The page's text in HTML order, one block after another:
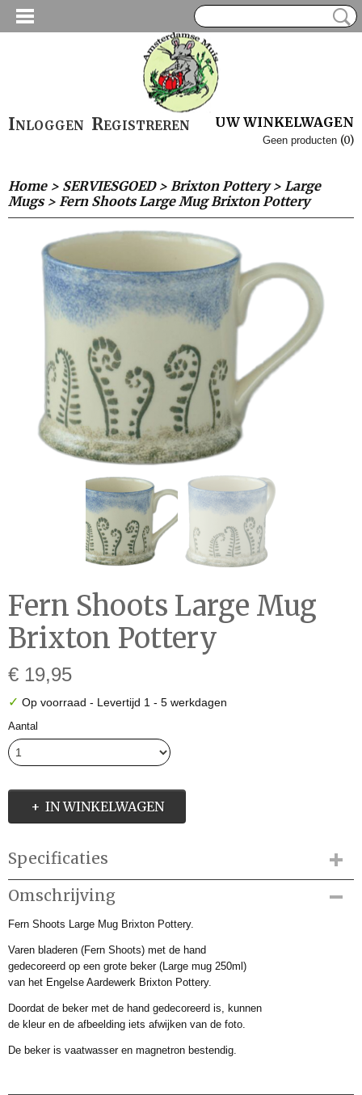
Inloggen Registreren UW WINKELWAGEN
Geen producten (0)
Home> SERVIESGOED> Brixton Pottery> Large
Mugs> Fern Shoots Large Mug Brixton Pottery
Fern Shoots Large Mug
Brixton Pottery
€ 19,95
✓ Op voorraad - Levertijd 1 - 5 werkdagen
Aantal
IN WINKELWAGEN
Specificaties
Productcode
BFS04751
Productcode leverancier
Afmetingen (l,b,h)
0 x 0 x 8 cm
Omschrijving
Fern Shoots Large Mug Brixton Pottery.
Varen bladeren (Fern Shoots) met de hand
gedecoreerd op een grote beker (Large mug 250ml)
van het Engelse Aardewerk Brixton Pottery.
Doordat de beker met de hand gedecoreerd is, kunnen
de kleur en de afbeelding iets afwijken van de foto.
De beker is vaatwasser en magnetron bestendig.